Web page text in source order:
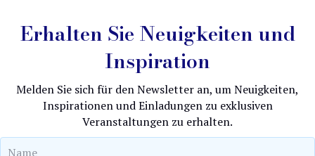
Erhalten Sie Neuigkeiten und
Inspiration
Melden Sie sich für den Newsletter an, um Neuigkeiten,
Inspirationen und Einladungen zu exklusiven
Veranstaltungen zu erhalten.